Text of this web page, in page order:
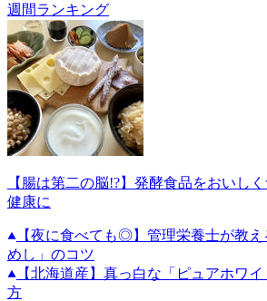
週間ランキング
【腸は第二の脳!?】発酵食品をおいし
健康に
【夜に食べても◎】管理栄養士が教
めし」のコツ
【北海道産】真っ白な「ピュアホワ
方